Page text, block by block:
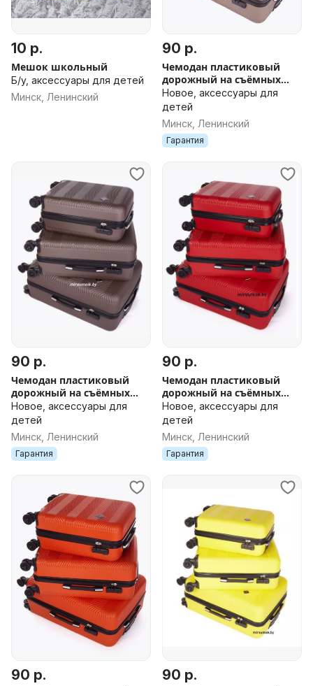
10 р.
Мешок школьный
Б/у, аксессуары для детей
Минск, Ленинский
90 р.
Чемодан пластиковый
дорожный на съёмных
колесах новый в Минске
ДОСТАВКА поликарбонат
св-коричневый
Новое, аксессуары для
детей
Минск, Ленинский
Гарантия
90 р.
Чемодан пластиковый
дорожный на съёмных
колесах новый в Минске
ДОСТАВКА поликарбонат
коричневый
Новое, аксессуары для
детей
Минск, Ленинский
Гарантия
90 р.
Чемодан пластиковый
дорожный на съёмных
колесах новый в Минске
ДОСТАВКА поликарбонат
красный
Новое, аксессуары для
детей
Минск, Ленинский
Гарантия
90 р. 90 р.